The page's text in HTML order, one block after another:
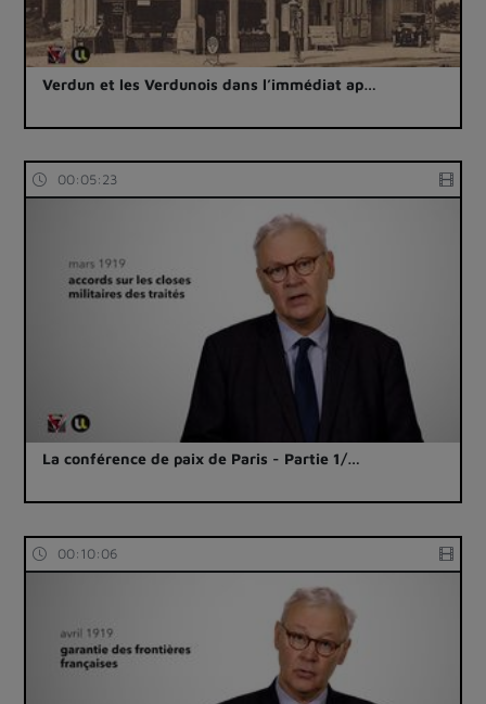
Verdun et les Verdunois dans l’immédiat ap…
00:05:23
La conférence de paix de Paris - Partie 1/…
00:10:06